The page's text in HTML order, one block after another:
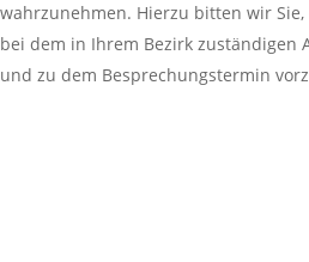
wahrzunehmen. Hierzu bitten wir
bei dem in Ihrem Bezirk zuständigen
und zu dem Besprechungstermin